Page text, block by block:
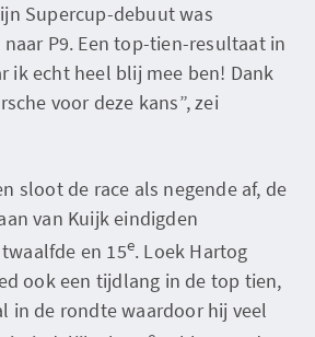
Supercup-debuut was
naar P9. Een top-tien-resultaat in
ik echt heel blij mee ben! Dank
voor deze kans”, zei
sloot de race als negende af, de
van Kuijk eindigden
en 15e. Loek Hartog
ook een tijdlang in de top tien,
in de rondte waardoor hij veel